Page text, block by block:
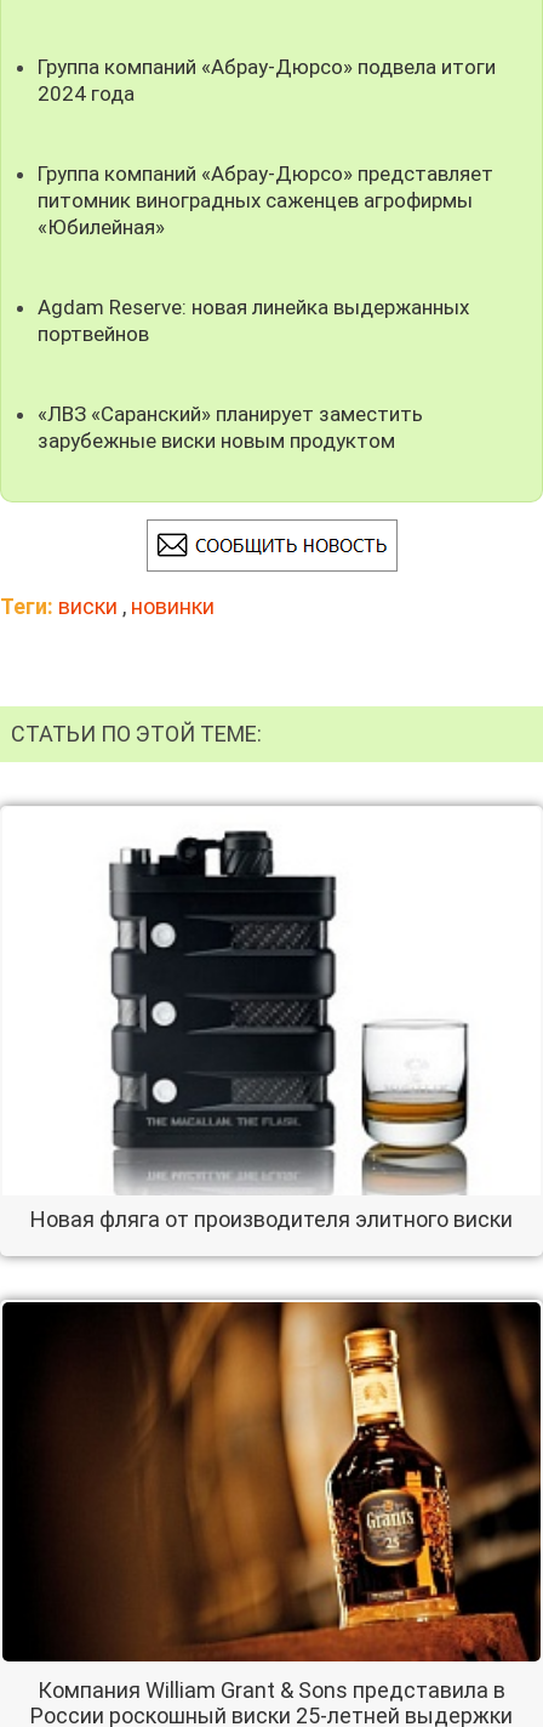
Группа компаний «Абрау-Дюрсо» подвела итоги
2024 года
Группа компаний «Абрау-Дюрсо» представляет
питомник виноградных саженцев агрофирмы
«Юбилейная»
Agdam Reserve: новая линейка выдержанных
портвейнов
«ЛВЗ «Саранский» планирует заместить
зарубежные виски новым продуктом
Теги: виски , новинки
СТАТЬИ ПО ЭТОЙ ТЕМЕ:
Новая фляга от производителя элитного виски
Компания William Grant & Sons представила в
России роскошный виски 25-летней выдержки